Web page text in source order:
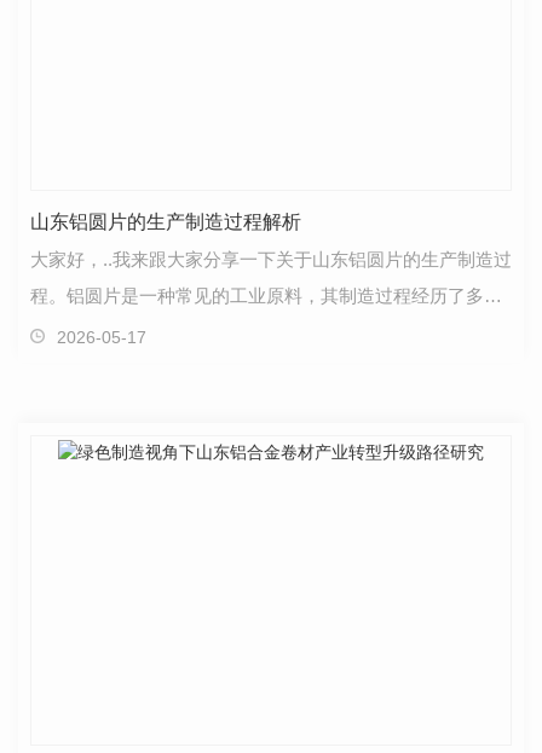
山东铝圆片的生产制造过程解析
大家好，..我来跟大家分享一下关于山东铝圆片的生产制造过
程。铝圆片是一种常见的工业原料，其制造过程经历了多个
步骤。首先，制作铝圆片的..步是选材。我们选择高…
2026-05-17